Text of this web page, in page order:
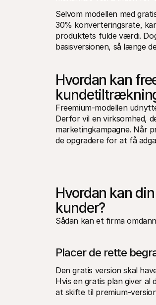
Selvom modellen med
30% konverteringsrate,
produktets fulde værdi.
basisversionen, så længe
Hvordan kan
Freemium-modellen
Derfor vil en virksomhed,
marketingkampagne. Når
de opgradere for at få
Hvordan kan
kunder?
Sådan kan et firma
Placer de rette
Den gratis version skal
Hvis en gratis plan giver
at skifte til premium-